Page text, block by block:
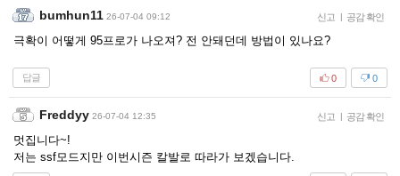
bumhun11 26-07-04 09:12 신고 | 공감 확인
극확이 어떻게 95프로가 나오져? 전 안돼던데 방법이 있나요?
답글 0
0
Freddyy 26-07-04 12:35 신고 | 공감 확인
멋집니다~!
저는 ssf모드지만 이번시즌 칼발로 따라가 보겠습니다.